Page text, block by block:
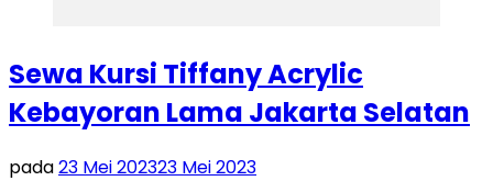
Sewa Kursi Tiffany Acrylic
Kebayoran Lama Jakarta Selatan
pada23 Mei 202323 Mei 2023